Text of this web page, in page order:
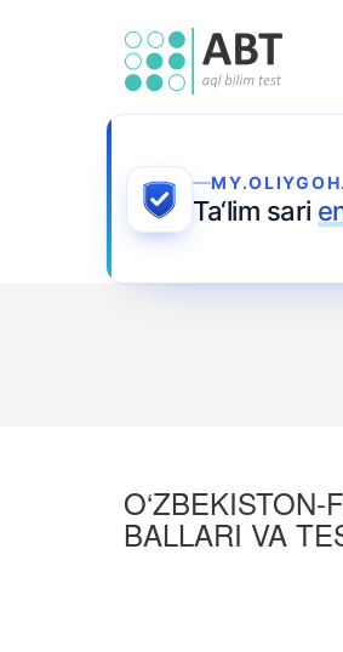
Ta‘lim sari
BALLARI VA